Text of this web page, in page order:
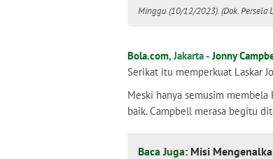
Minggu (10/12/2023). (Dok. Persela
Bola.com, Jakarta - Jonny
Serikat itu memperkuat Laskar
Meski hanya semusim membela
baik. Campbell merasa begitu
Baca Juga: Misi